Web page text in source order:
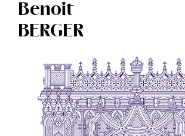
Benoit
BERGER